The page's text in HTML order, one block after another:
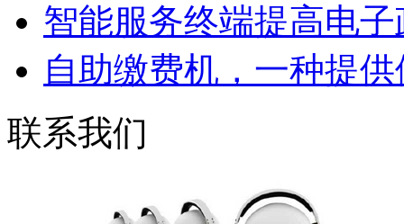
智能服务终端提高电子
自助缴费机，一种提
联系我们